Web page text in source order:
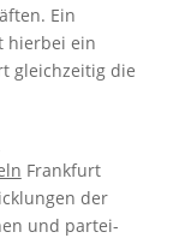
Ein
hierbei ein
gleichzeitig die
Frankfurt
der
und partei-